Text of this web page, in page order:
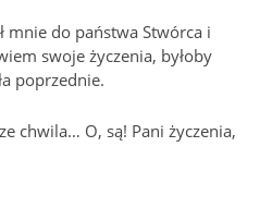
mnie do państwa Stwórca i
swoje życzenia, byłoby
poprzednie.
chwila… O, są! Pani życzenia,